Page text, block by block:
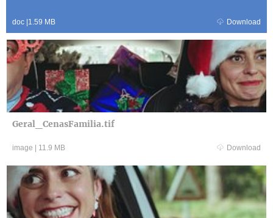
doc 1.59 MB Download
Geral_CenasFamilia.tif
image 11.9 MB Download